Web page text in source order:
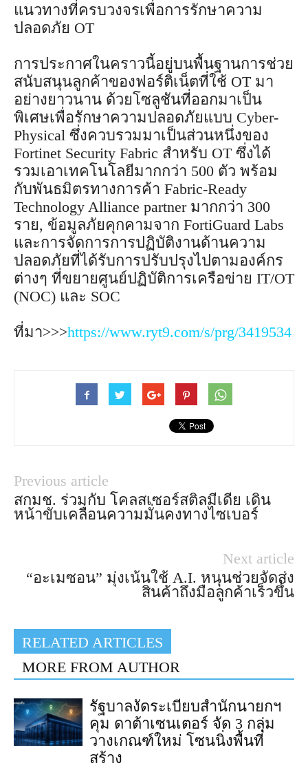
แนวทางที่ครบวงจรเพื่อการรักษาความ
ปลอดภัย OT
การประกาศในคราวนี้อยู่บนพื้นฐานการช่วย
สนับสนุนลูกค้าของฟอร์ติเน็ตที่ใช้ OT มา
อย่างยาวนาน ด้วยโซลูชันที่ออกมาเป็น
พิเศษเพื่อรักษาความปลอดภัยแบบ Cyber-
Physical ซึ่งควบรวมมาเป็นส่วนหนึ่งของ
Fortinet Security Fabric สำหรับ OT ซึ่งได้
รวมเอาเทคโนโลยีมากกว่า 500 ตัว พร้อม
กับพันธมิตรทางการค้า Fabric-Ready
Technology Alliance partner มากกว่า 300
ราย, ข้อมูลภัยคุกคามจาก FortiGuard Labs
และการจัดการการปฏิบัติงานด้านความ
ปลอดภัยที่ได้รับการปรับปรุงไปตามองค์กร
ต่างๆ ที่ขยายศูนย์ปฏิบัติการเครือข่าย IT/OT
(NOC) และ SOC
ที่มา>>>https://www.ryt9.com/s/prg/3419534
Previous article
สกมช. ร่วมกับ โคลสเซอร์สติลมีเดีย เดิน
หน้าขับเคลื่อนความมั่นคงทางไซเบอร์
Next article
“อะเมซอน” มุ่งเน้นใช้ A.I. หนุนช่วยจัดส่ง
สินค้าถึงมือลูกค้าเร็วขึ้น
RELATED ARTICLES
MORE FROM AUTHOR
รัฐบาลงัดระเบียบสำนักนายกฯ
คุม ดาต้าเซนเตอร์ จัด 3 กลุ่ม
วางเกณฑ์ใหม่ โซนนิ่งพื้นที่
สร้าง